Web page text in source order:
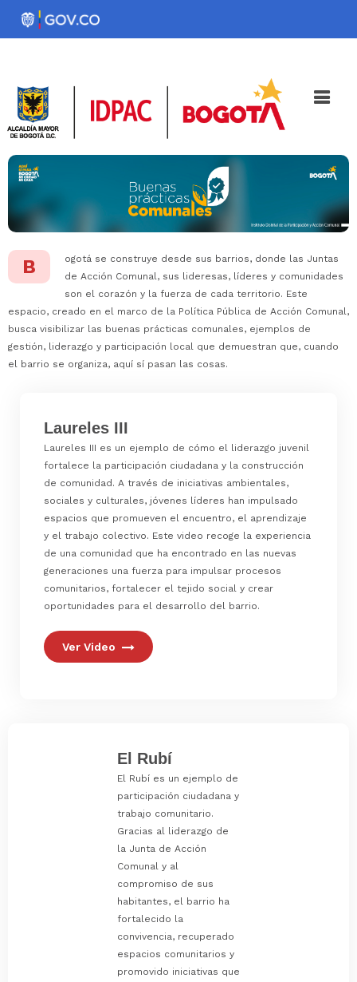
Pasar
Noticias Iniciativas
B
ogotá se construye desde sus barrios, donde las Juntas
de Acción Comunal, sus lideresas, líderes y comunidades
son el corazón y la fuerza de cada territorio. Este
espacio, creado en el marco de la Política Pública de Acción Comunal,
busca visibilizar las buenas prácticas comunales, ejemplos de
gestión, liderazgo y participación local que demuestran que, cuando
el barrio se organiza, aquí sí pasan las cosas.
Laureles III
Laureles III es un ejemplo de cómo el liderazgo juvenil
fortalece la participación ciudadana y la construcción
de comunidad. A través de iniciativas ambientales,
sociales y culturales, jóvenes líderes han impulsado
espacios que promueven el encuentro, el aprendizaje
y el trabajo colectivo. Este video recoge la experiencia
de una comunidad que ha encontrado en las nuevas
generaciones una fuerza para impulsar procesos
comunitarios, fortalecer el tejido social y crear
oportunidades para el desarrollo del barrio.
Ver Video
El Rubí
El Rubí es un ejemplo de
participación ciudadana y
trabajo comunitario.
Gracias al liderazgo de
la Junta de Acción
Comunal y al
compromiso de sus
habitantes, el barrio ha
fortalecido la
convivencia, recuperado
espacios comunitarios y
promovido iniciativas que